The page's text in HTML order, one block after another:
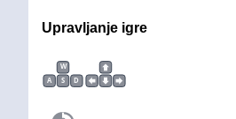
Upravljanje igre
W
A
S D